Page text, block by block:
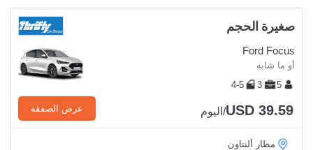
صغيرة الحجم
Ford Focus
أو ما شابه
5
3
4-5
USD 39.59/اليوم عرض الصفقة
مطار ألنتاون